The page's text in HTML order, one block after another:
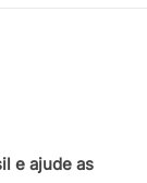
e ajude as